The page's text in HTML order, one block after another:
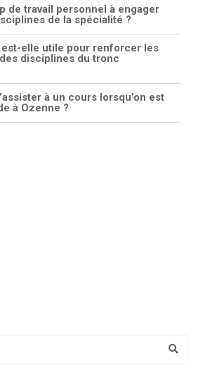
de travail personnel à engager
de la spécialité ?
elle utile pour renforcer les
disciplines du tronc
à un cours lorsqu’on est
à Ozenne ?